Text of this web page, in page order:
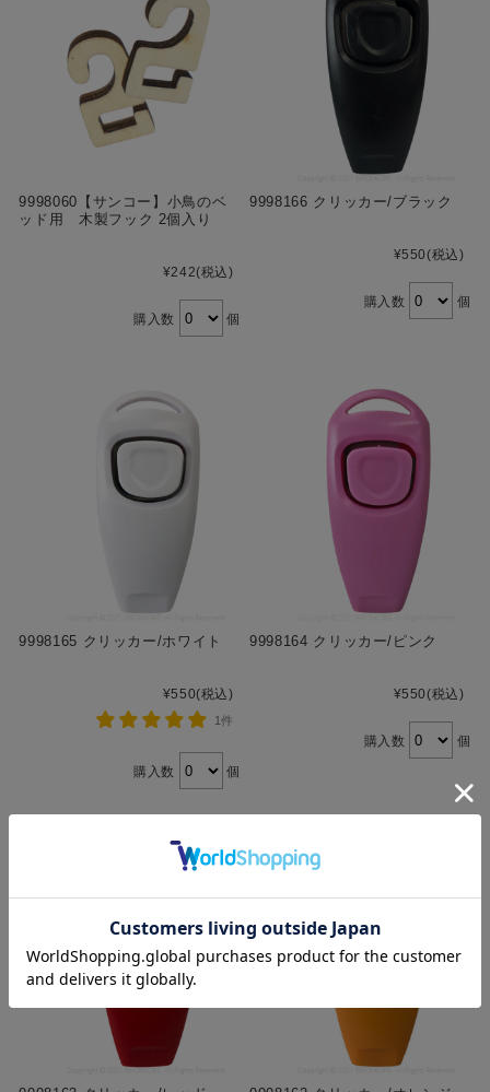
9998060【サンコー】小鳥のベ
ッド用 木製フック 2個入り
¥242(税込)
購入数 個
9998166 クリッカー/ブラック
¥550(税込)
購入数 個
9998165 クリッカー/ホワイト
¥550(税込)
1件
購入数 個
9998164 クリッカー/ピンク
¥550(税込)
購入数 個